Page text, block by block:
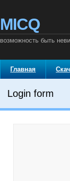
MICQ
возможность быть
Главная
Login form